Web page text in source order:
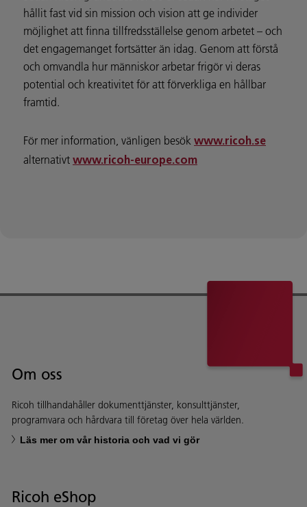
hållit fast vid sin mission och vision att ge individer
möjlighet att finna tillfredsställelse genom arbetet – och
det engagemanget fortsätter än idag. Genom att förstå
och omvandla hur människor arbetar frigör vi deras
potential och kreativitet för att förverkliga en hållbar
framtid.
För mer information, vänligen besök www.ricoh.se
alternativt www.ricoh-europe.com
Om oss
Ricoh tillhandahåller dokumenttjänster, konsulttjänster,
programvara och hårdvara till företag över hela världen.
Läs mer om vår historia och vad vi gör
Ricoh eShop